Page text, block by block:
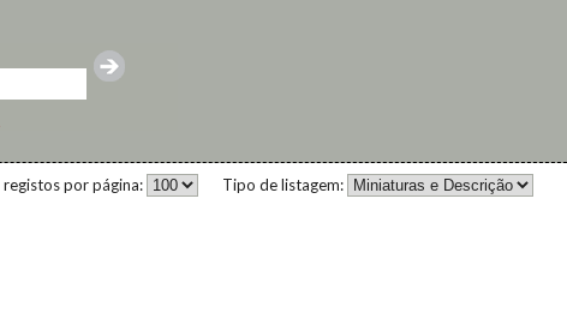
Tipo de listagem:
registos por página: